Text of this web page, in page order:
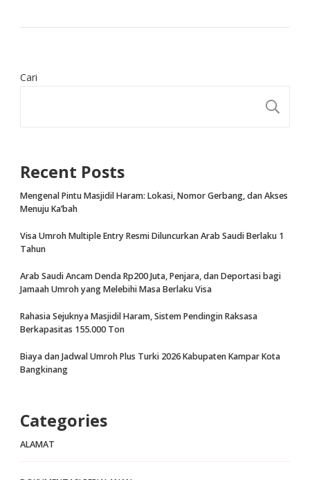
Cari
Recent Posts
Mengenal Pintu Masjidil Haram: Lokasi, Nomor Gerbang, dan Akses
Menuju Ka’bah
Visa Umroh Multiple Entry Resmi Diluncurkan Arab Saudi Berlaku 1
Tahun
Arab Saudi Ancam Denda Rp200 Juta, Penjara, dan Deportasi bagi
Jamaah Umroh yang Melebihi Masa Berlaku Visa
Rahasia Sejuknya Masjidil Haram, Sistem Pendingin Raksasa
Berkapasitas 155.000 Ton
Biaya dan Jadwal Umroh Plus Turki 2026 Kabupaten Kampar Kota
Bangkinang
Categories
ALAMAT